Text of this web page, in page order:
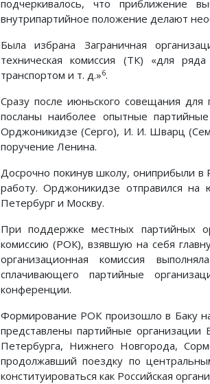
подчеркивалось, что
внутрипартийное положение делают
Была избрана Заграничная
техническая комиссия (ТК) «для
транспортом и т. д.»6.
Сразу после июньского совещания
посланы наиболее опытные
Орджоникидзе (Серго), И. И. Шварц
поручение Ленина.
Досрочно покинув школу, ониприбыли
работу. Орджоникидзе отправился
Петербург и Москву.
При поддержке местных партийных
комиссию (РОК), взявшую на себя
организационная комиссия
сплачивающего партийные
конференции.
Формирование РОК произошло в Баку
представлены партийные организации
Петербурга, Нижнего Новгорода,
продолжавший поездку по
конституироваться как Российская